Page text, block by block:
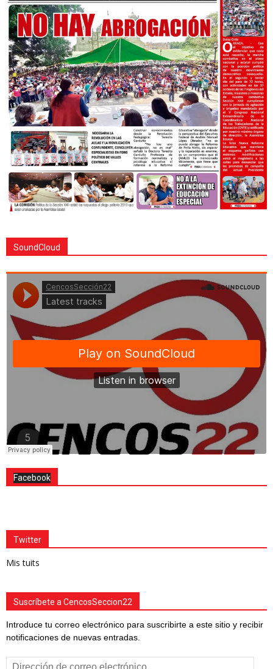
SoundCloud
Facebook
Twitter
Mis tuits
Suscríbete a CencosSeccion22
Introduce tu correo electrónico para suscribirte a este sitio y recibir
notificaciones de nuevas entradas.
Dirección